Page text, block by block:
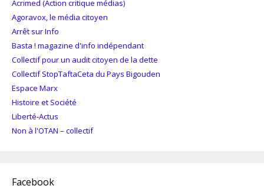
Acrimed (Action critique médias)
Agoravox, le média citoyen
Arrêt sur Info
Basta ! magazine d'info indépendant
Collectif pour un audit citoyen de la dette
Collectif StopTaftaCeta du Pays Bigouden
Espace Marx
Histoire et Société
Liberté-Actus
Non à l'OTAN – collectif
Facebook